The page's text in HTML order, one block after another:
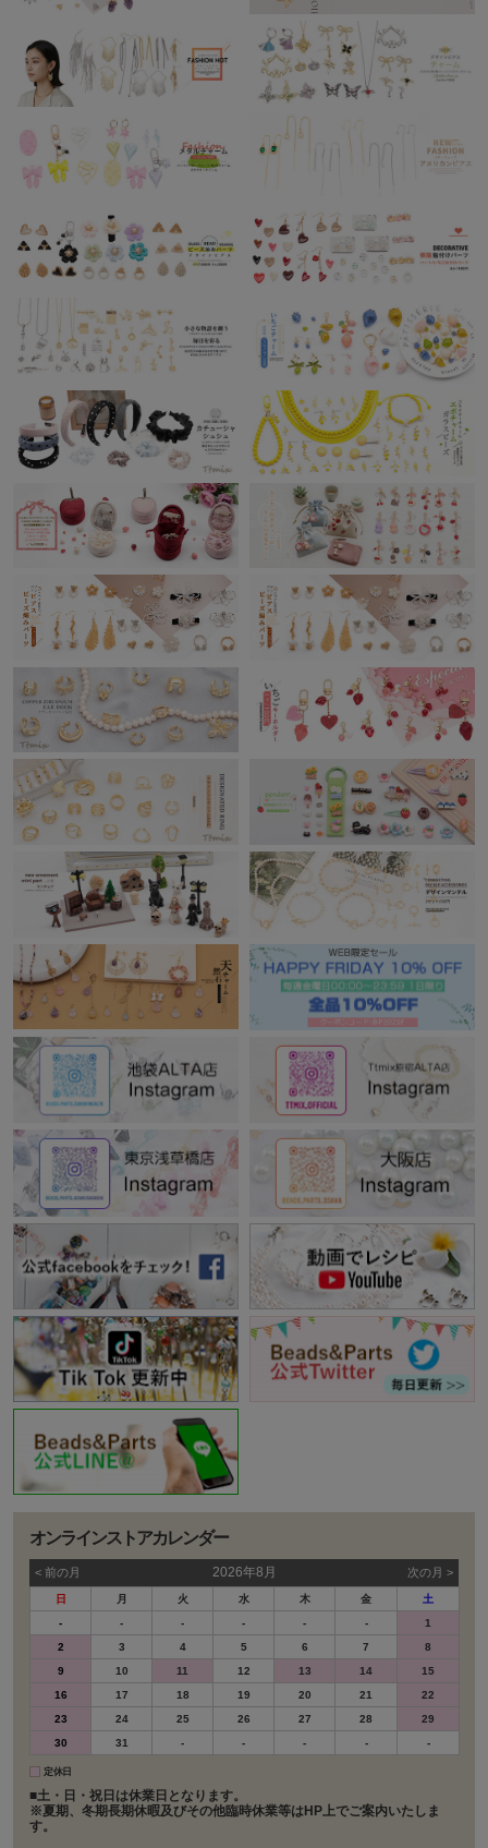
オンラインストアカレンダー
< 前の⽉ 2026年8月 次の⽉ >
日 月 火 水 木 金
土
-
- - - - -
1
2
3 4 5 6 7
8
9
10 11 12 13 14
15
16
17 18 19 20 21
22
23
24 25 26 27 28
29
30
31 - - - - -
定休日
■土・日・祝日は休業日となります。
※夏期、冬期長期休暇及びその他臨時休業等はHP上でご案内いたしま
す。